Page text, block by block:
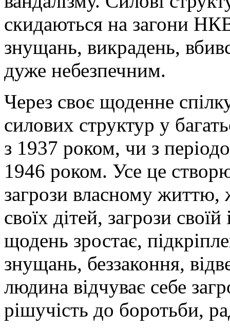
скидаються на загони
знущань, викрадень,
дуже небезпечним.
Через своє щоденне
силових структур у
з 1937 роком, чи з
1946 роком. Усе це
загрози власному життю,
своїх дітей, загрози
щодень зростає,
знущань, беззаконня,
людина відчуває себе
рішучість до боротьби,